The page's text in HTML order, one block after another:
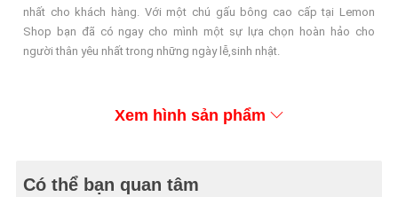
nhất cho khách hàng. Với một chú gấu bông cao cấp tại Lemon
Shop bạn đã có ngay cho mình một sự lựa chọn hoàn hảo cho
người thân yêu nhất trong những ngày lễ,sinh nhật.
Xem hình sản phẩm
Có thể bạn quan tâm